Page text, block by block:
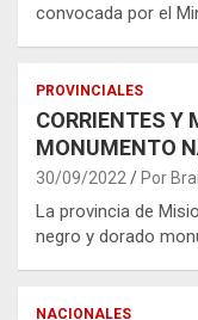
convocada por el
PROVINCIALES
CORRIENTES Y
MONUMENTO
30/09/2022 Por
La provincia de
negro y dorado
NACIONALES